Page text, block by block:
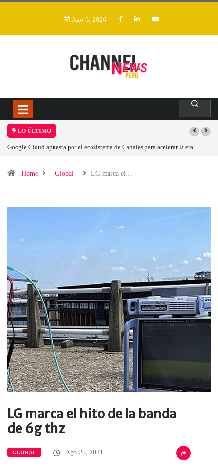
Ago 6, 2026
LO ÚLTIMO
la era Las causas del impulso al alza en el precio de las placas base
Home Global LG marca el…
LG marca el hito de la banda
de 6g thz
GLOBAL Ago 25, 2021